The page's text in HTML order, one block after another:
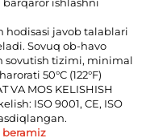
ishlashni
hodisasi javob talablari
Sovuq ob-havo
sovutish tizimi, minimal
50°C (122°F)
VA MOS KELISHISH
ISO 9001, CE, ISO